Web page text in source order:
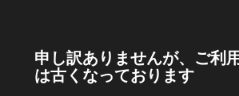
申し訳ありませんが、ご利
は古くなっております